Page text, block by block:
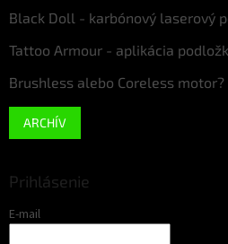
Black Doll - karbónový laserový
Tattoo Armour - aplikácia
Brushless alebo Coreless motor?
ARCHÍV
Prihlásenie
E-mail